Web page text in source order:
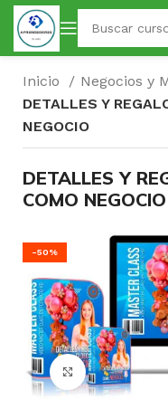
Inicio
Negocios y
DETALLES Y
NEGOCIO
DETALLES Y
COMO NEGOCIO
-50%
Click para